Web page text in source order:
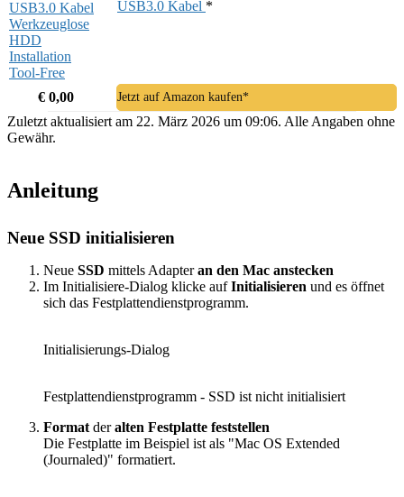
USB3.0 Kabel *
€ 0,00 Jetzt auf Amazon kaufen*
Zuletzt aktualisiert am 22. März 2026 um 09:06. Alle Angaben ohne
Gewähr.
Anleitung
Neue SSD initialisieren
Neue SSD mittels Adapteran den Mac anstecken
Im Initialisiere-Dialog klicke aufInitialisieren und es öffnet
sich das Festplattendienstprogramm.
Initialisierungs-Dialog
Festplattendienstprogramm - SSD ist nicht initialisiert
Format deralten Festplatte feststellen
Die Festplatte im Beispiel ist als "Mac OS Extended
(Journaled)" formatiert.